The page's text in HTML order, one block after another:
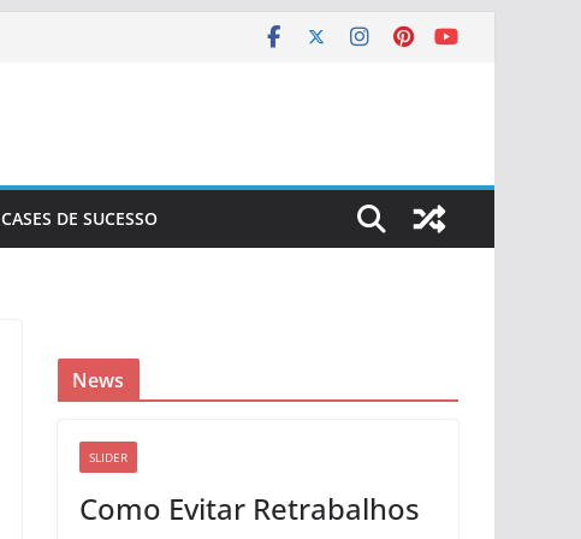
CASES DE SUCESSO
News
SLIDER
Como Evitar Retrabalhos